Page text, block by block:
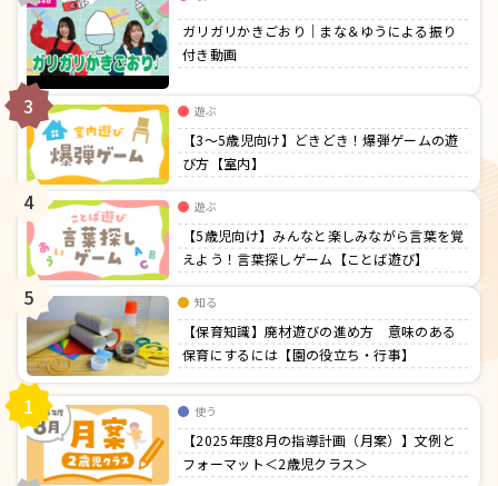
ガリガリかきごおり｜まな＆ゆうによる振り
付き動画
3 遊ぶ
【3〜5歳児向け】どきどき！爆弾ゲームの遊
び方【室内】
4 遊ぶ
【5歳児向け】みんなと楽しみながら言葉を覚
えよう！言葉探しゲーム【ことば遊び】
5 知る
【保育知識】廃材遊びの進め方 意味のある
保育にするには【園の役立ち・行事】
1 使う
【2025年度8月の指導計画（月案）】文例と
フォーマット＜2歳児クラス＞